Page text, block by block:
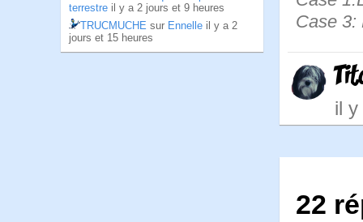
terrestre il y a 2 jours et 9 heures
TRUCMUCHE sur Ennelle il y a 2
jours et 15 heures
Case 3:
il
22